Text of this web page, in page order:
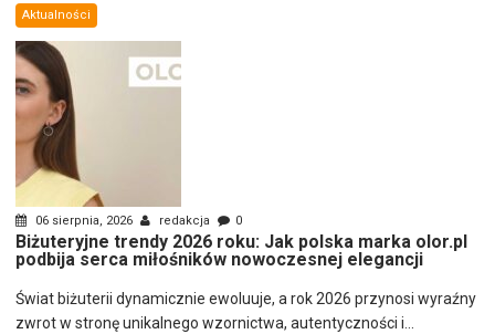
Aktualności
06 sierpnia, 2026 redakcja 0
Biżuteryjne trendy 2026 roku: Jak polska marka olor.pl
podbija serca miłośników nowoczesnej elegancji
Świat biżuterii dynamicznie ewoluuje, a rok 2026 przynosi wyraźny
zwrot w stronę unikalnego wzornictwa, autentyczności i...